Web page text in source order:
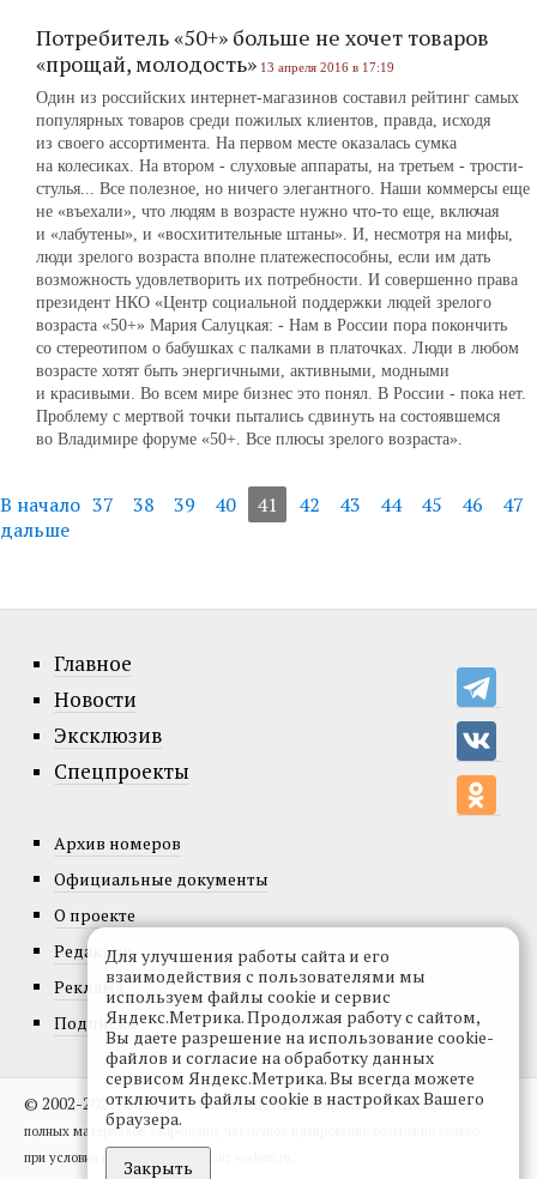
Потребитель «50+» больше не хочет товаров
«прощай, молодость» 13 апреля 2016 в 17:19
Один из российских интернет-магазинов составил рейтинг самых
популярных товаров среди пожилых клиентов, правда, исходя
из своего ассортимента. На первом месте оказалась сумка
на колесиках. На втором ‑ слуховые аппараты, на третьем ‑ трости-
стулья... Все полезное, но ничего элегантного. Наши коммерсы еще
не «въехали», что людям в возрасте нужно что-то еще, включая
и «лабутены», и «восхитительные штаны». И, несмотря на мифы,
люди зрелого возраста вполне платежеспособны, если им дать
возможность удовлетворить их потребности. И совершенно права
президент НКО «Центр социальной поддержки людей зрелого
возраста «50+» Мария Салуцкая: - Нам в России пора покончить
со стереотипом о бабушках с палками в платочках. Люди в любом
возрасте хотят быть энергичными, активными, модными
и красивыми. Во всем мире бизнес это понял. В России ‑ пока нет.
Проблему с мертвой точки пытались сдвинуть на состоявшемся
во Владимире форуме «50+. Все плюсы зрелого возраста».
В начало 37 38 39 40 41 42 43 44 45 46
47
дальше
Главное
Новости
Эксклюзив
Спецпроекты
Архив номеров
Официальные документы
О проекте
Редакция
Реклама
Подписка
© 2002-2026, Все права защищены.Копирование и использование
полных материалов запрещено, частичное цитирование возможно только
при условии гиперссылки на сайт vedom.ru.
Для улучшения работы сайта и его
взаимодействия с пользователями мы
используем файлы cookie и сервис
Яндекс.Метрика. Продолжая работу с сайтом,
Вы даете разрешение на использование cookie-
файлов и согласие на обработку данных
сервисом Яндекс.Метрика. Вы всегда можете
отключить файлы cookie в настройках Вашего
браузера.
Закрыть